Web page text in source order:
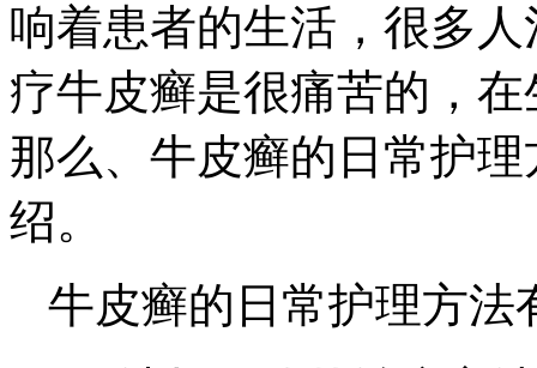
响着患者的生活，很多
疗牛皮癣是很痛苦的，
那么、牛皮癣的日常护
绍。
牛皮癣的日常护理方法